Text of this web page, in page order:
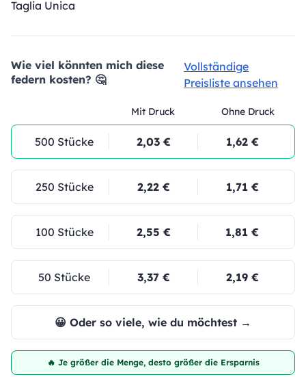
Taglia Unica
Wie viel könnten mich diese
federn kosten? 🤔
Vollständige
Preisliste ansehen
Mit Druck Ohne Druck
500 Stücke 2,03 € 1,62 €
250 Stücke 2,22 € 1,71 €
100 Stücke 2,55 € 1,81 €
50 Stücke 3,37 € 2,19 €
😀 Oder so viele, wie du möchtest →
🔥 Je größer die Menge, desto größer die Ersparnis